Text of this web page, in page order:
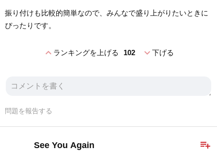
振り付けも比較的簡単なので、みんなで盛り上がりたいときに
ぴったりです。
expand_lessランキングを上げる 102 expand_more下げる
問題を報告する
playlist_add
See You Again